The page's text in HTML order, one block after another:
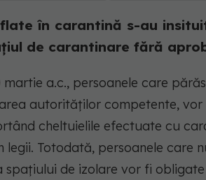
în carantină s-au
de carantinare fără
a.c., persoanele care
autorităților competente, vor
cheltuielile efectuate cu
legii. Totodată, persoanele care
de izolare vor fi